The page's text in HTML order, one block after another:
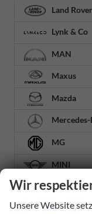
Land Rover
Lynk & Co
MAN
Maxus
Mazda
Mercedes-
MG
MINI
Mitsubishi
Nissan
Wir
Unsere Website